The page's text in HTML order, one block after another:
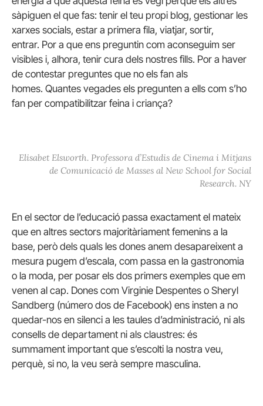
sàpiguen el que fas: tenir el teu propi blog, gestionar les
xarxes socials, estar a primera fila, viatjar, sortir,
entrar. Por a que ens preguntin com aconseguim ser
visibles i, alhora, tenir cura dels nostres fills. Por a haver
de contestar preguntes que no els fan als
homes. Quantes vegades els pregunten a ells com s’ho
fan per compatibilitzar feina i criança?
Elisabet Elsworth. Professora d’Estudis de Cinema i Mitjans
de Comunicació de Masses al New School for Social
Research. NY
En el sector de l’educació passa exactament el mateix
que en altres sectors majoritàriament femenins a la
base, però dels quals les dones anem desapareixent a
mesura pugem d’escala, com passa en la gastronomia
o la moda, per posar els dos primers exemples que em
venen al cap. Dones com Virginie Despentes o Sheryl
Sandberg (número dos de Facebook) ens insten a no
quedar-nos en silenci a les taules d’administració, ni als
consells de departament ni als claustres: és
summament important que s’escolti la nostra veu,
perquè, si no, la veu serà sempre masculina.